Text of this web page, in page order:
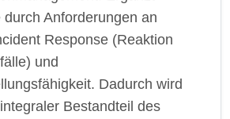
Anforderungen an
Response (Reaktion
und
Dadurch wird
Bestandteil des